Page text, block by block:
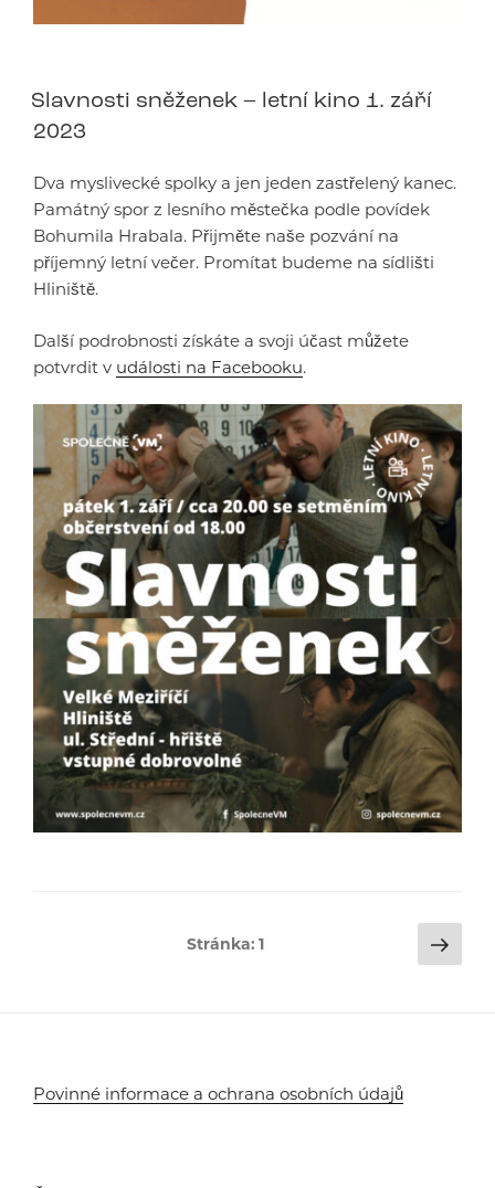
Slavnosti sněženek – letní kino 1. září
2023
Dva myslivecké spolky a jen jeden zastřelený kanec.
Památný spor z lesního městečka podle povídek
Bohumila Hrabala. Přijměte naše pozvání na
příjemný letní večer. Promítat budeme na sídlišti
Hliniště.
Další podrobnosti získáte a svoji účast můžete
potvrdit v události na Facebooku.
Stránka:1
Povinné informace a ochrana osobních údajů